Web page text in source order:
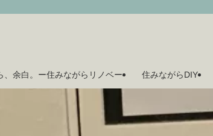
、余白。ー住みながらリノベー 住みながらDIY